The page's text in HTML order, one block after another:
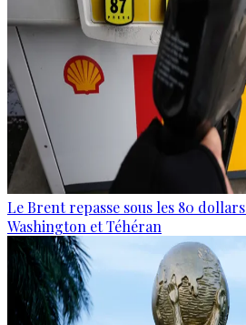
Le Brent repasse sous les 80
Washington et Téhéran